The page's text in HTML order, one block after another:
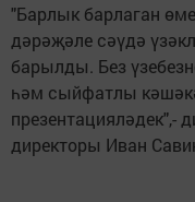
"Барлык барлаган
дәрәҗәле сәүдә
барылды. Без
һәм сыйфатлы
презентацияләдек",-
директоры Иван